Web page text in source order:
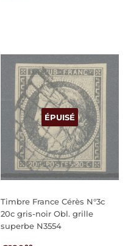
ÉPUISÉ
Timbre France Cérès N°3c
20c gris-noir Obl. grille
superbe N3554